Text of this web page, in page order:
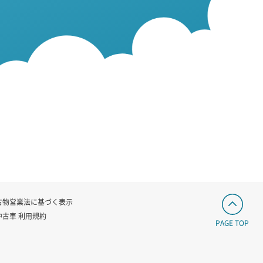
物営業法に基づく表示
古車 利用規約
PAGE TOP